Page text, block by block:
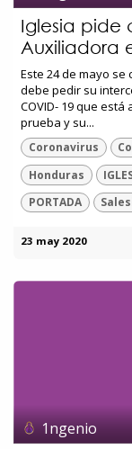
Iglesia pide
Auxiliadora
Este 24 de mayo
debe pedir su
COVID- 19 que
prueba y su...
Coronavirus
Honduras
PORTADA
23 may 2020
1ngenio